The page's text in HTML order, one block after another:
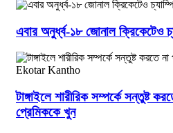
এবার অনুর্ধ্ব-১৮ জোনাল ক্রিকেটেও
টাঙ্গাইলে শারীরিক সম্পর্কে সন্তুষ্ট
প্রেমিককে খুন